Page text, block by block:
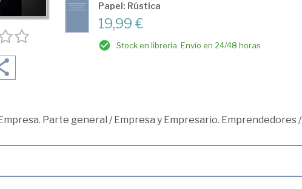
Papel: Rústica
19,99 €
Stock en librería. Envío en 24/48 horas
Empresa. Parte general / Empresa y Empresario. Emprendedores/